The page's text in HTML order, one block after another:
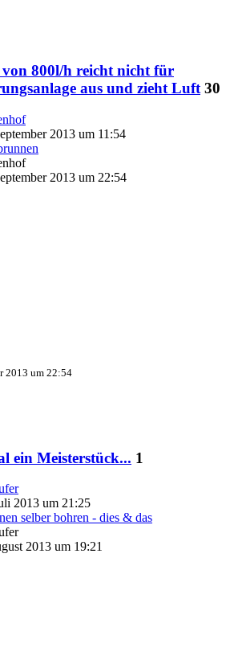
800l/h reicht nicht für
aus und zieht Luft 30
2013 um 11:54
2013 um 22:54
2013 um 22:54
ein Meisterstück... 1
2013 um 21:25
selber bohren - dies & das
2013 um 19:21